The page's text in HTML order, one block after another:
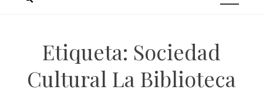
Etiqueta: Sociedad
Cultural La Biblioteca